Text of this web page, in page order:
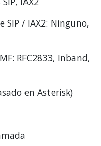
SIP / IAX2: Ninguno,
RFC2833, Inband,
en Asterisk)